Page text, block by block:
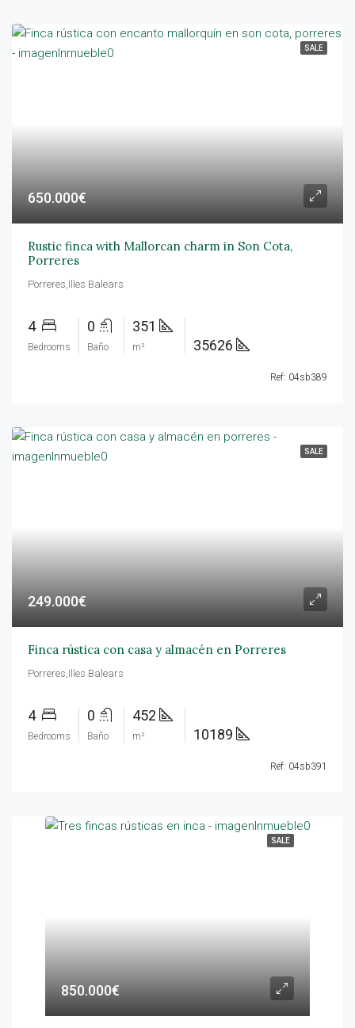
SALE
650.000€
Rustic finca with Mallorcan charm in Son Cota,
Porreres
Porreres,Illes Balears
4
Bedrooms
0
Baño
351
m² 35626
Ref: 04sb389
SALE
249.000€
Finca rústica con casa y almacén en Porreres
Porreres,Illes Balears
4
Bedrooms
0
Baño
452
m² 10189
Ref: 04sb391
SALE
850.000€